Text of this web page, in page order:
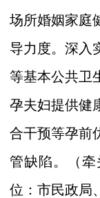
场所婚姻家庭
导力度。深入
等基本公共卫
孕夫妇提供健
合干预等孕前
管缺陷。
（
位：市民政局